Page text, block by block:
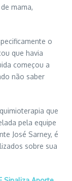
mama,
o
que havia
começou a
não saber
que
pela equipe
José Sarney, é
sobre sua